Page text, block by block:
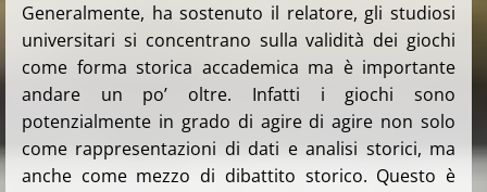
Generalmente, ha sostenuto il relatore, gli studiosi
universitari si concentrano sulla validità dei giochi
come forma storica accademica ma è importante
andare un po’ oltre. Infatti i giochi sono
potenzialmente in grado di agire di agire non solo
come rappresentazioni di dati e analisi storici, ma
anche come mezzo di dibattito storico. Questo è